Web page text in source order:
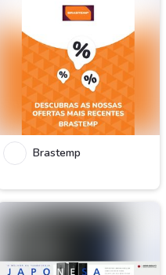
Brastemp